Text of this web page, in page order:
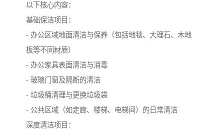
以下核心内容：
基础保洁项目：
- 办公区域地面清洁与保养（包括地毯、大理石、木地
板等不同材质）
- 办公家具表面清洁与消毒
- 玻璃门窗及隔断的清洁
- 垃圾桶清理与更换垃圾袋
- 公共区域（如走廊、楼梯、电梯间）的日常清洁
深度清洁项目：